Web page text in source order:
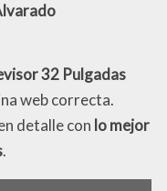
32 Pulgadas
web correcta.
detalle con lo mejor
.